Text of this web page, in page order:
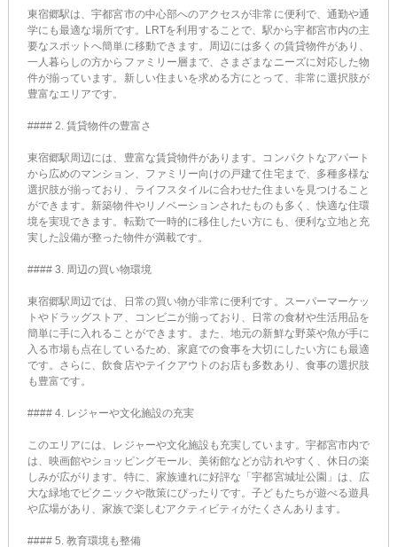
東宿郷駅は、宇都宮市の中心部へのアクセスが非常に便利で、通勤や通
学にも最適な場所です。LRTを利用することで、駅から宇都宮市内の主
要なスポットへ簡単に移動できます。周辺には多くの賃貸物件があり、
一人暮らしの方からファミリー層まで、さまざまなニーズに対応した物
件が揃っています。新しい住まいを求める方にとって、非常に選択肢が
豊富なエリアです。
#### 2. 賃貸物件の豊富さ
東宿郷駅周辺には、豊富な賃貸物件があります。コンパクトなアパート
から広めのマンション、ファミリー向けの戸建て住宅まで、多種多様な
選択肢が揃っており、ライフスタイルに合わせた住まいを見つけること
ができます。新築物件やリノベーションされたものも多く、快適な住環
境を実現できます。転勤で一時的に移住したい方にも、便利な立地と充
実した設備が整った物件が満載です。
#### 3. 周辺の買い物環境
東宿郷駅周辺では、日常の買い物が非常に便利です。スーパーマーケッ
トやドラッグストア、コンビニが揃っており、日常の食材や生活用品を
簡単に手に入れることができます。また、地元の新鮮な野菜や魚が手に
入る市場も点在しているため、家庭での食事を大切にしたい方にも最適
です。さらに、飲食店やテイクアウトのお店も多数あり、食事の選択肢
も豊富です。
#### 4. レジャーや文化施設の充実
このエリアには、レジャーや文化施設も充実しています。宇都宮市内で
は、映画館やショッピングモール、美術館などが訪れやすく、休日の楽
しみが広がります。特に、家族連れに好評な「宇都宮城址公園」は、広
大な緑地でピクニックや散策にぴったりです。子どもたちが遊べる遊具
や広場があり、家族で楽しむアクティビティがたくさんあります。
#### 5. 教育環境も整備